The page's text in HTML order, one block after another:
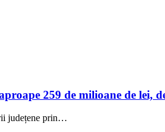
259 de milioane de lei,
județene prin…